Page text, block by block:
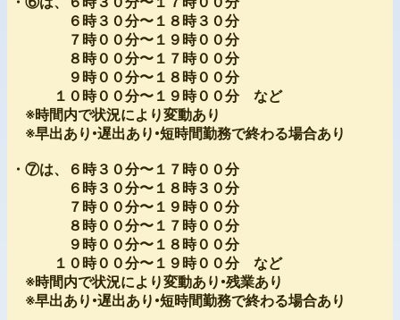
６時３０分〜１８時３０分
７時００分〜１９時００分
８時００分〜１７時００分
９時００分〜１８時００分
１０時００分〜１９時００分 など
※時間内で状況により変動あり
※早出あり•遅出あり•短時間勤務で終わる場合あり
・⑦は、６時３０分〜１７時００分
６時３０分〜１８時３０分
７時００分〜１９時００分
８時００分〜１７時００分
９時００分〜１８時００分
１０時００分〜１９時００分 など
※時間内で状況により変動あり•残業あり
※早出あり•遅出あり•短時間勤務で終わる場合あり